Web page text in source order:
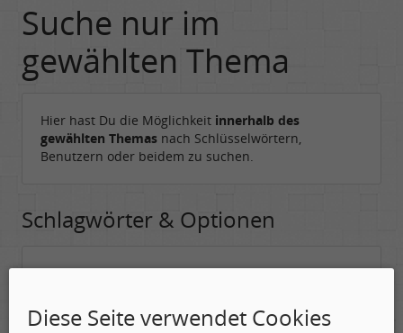
Suche nur im
gewählten Thema
Hier hast Du die Möglichkeit innerhalb des
gewählten Themas nach Schlüsselwörtern,
Benutzern oder beidem zu suchen.
Schlagwörter & Optionen
Suchwörter:
werden soll.
Diese Seite verwendet Cookies